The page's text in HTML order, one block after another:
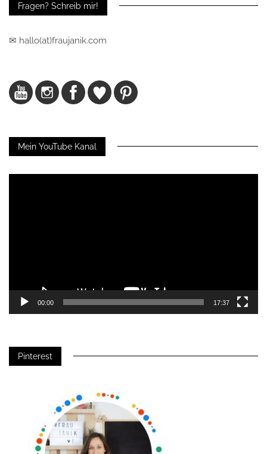
Fragen? Schreib mir!
✉ hallo(at)fraujanik.com
Mein YouTube Kanal
00:00 17:37
Pinterest